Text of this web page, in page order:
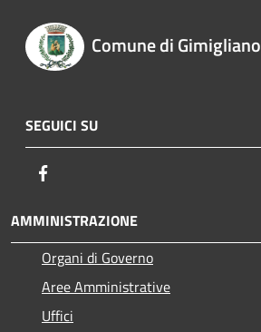
Comune di Gimigliano
SEGUICI SU
AMMINISTRAZIONE
Organi di Governo
Aree Amministrative
Uffici